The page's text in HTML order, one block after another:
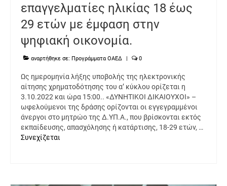
επαγγελματίες ηλικίας 18 έως
29 ετών με έμφαση στην
ψηφιακή οικονομία.
αναρτήθηκε σε: Προγράμματα ΟΑΕΔ | 0
Ως ημερομηνία λήξης υποβολής της ηλεκτρονικής
αίτησης χρηματοδότησης του α’ κύκλου ορίζεται η
3.10.2022 και ώρα 15:00.. «ΔΥΝΗΤΙΚΟΙ ΔΙΚΑΙΟΥΧΟΙ» –
ωφελούμενοι της δράσης ορίζονται οι εγγεγραμμένοι
άνεργοι στο μητρώο της Δ.ΥΠ.Α., που βρίσκονται εκτός
εκπαίδευσης, απασχόλησης ή κατάρτισης, 18-29 ετών, …
Συνεχίζεται